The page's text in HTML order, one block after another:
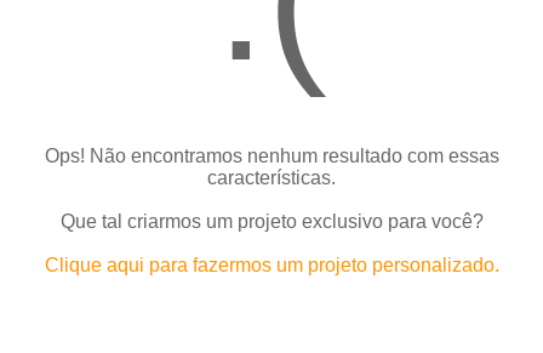
Ops! Não encontramos nenhum resultado com essas
características.
Que tal criarmos um projeto exclusivo para você?
Clique aqui para fazermos um projeto personalizado.